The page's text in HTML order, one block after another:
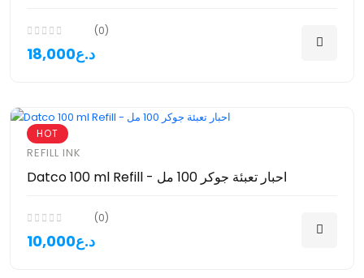
(0)
18,000د.ع
HOT
REFILL INK
Datco 100 ml Refill - احبار تعبئة جوكر 100 مل
(0)
10,000د.ع